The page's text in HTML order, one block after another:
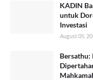
KADIN
untuk
Investasi
August 05,
Bersathu: